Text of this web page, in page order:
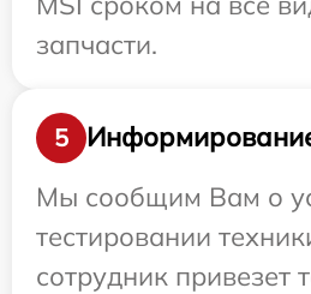
запчасти.
5
Мы сообщим Вам о
тестировании
сотрудник привезет